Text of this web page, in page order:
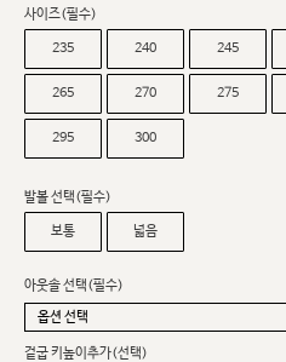
사이즈(필수)
235 240 245
265 270 275
295 300
발볼 선택(필수)
보통 넓음
아웃솔 선택(필수)
겉굽 키높이추가(선택)